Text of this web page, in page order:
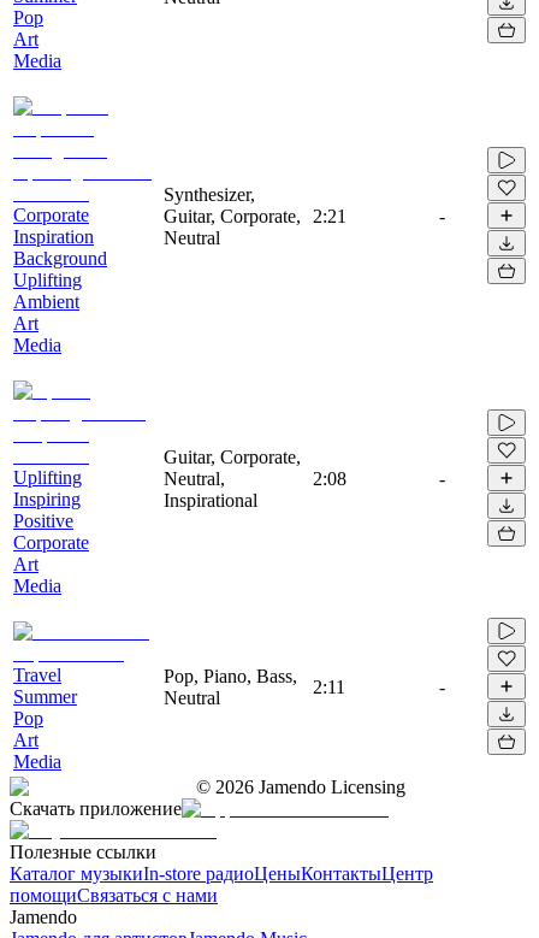
Pop
Art
Media
Corporate
Inspiration
Background
Uplifting
Ambient
Art
Media
Synthesizer,
Guitar, Corporate,
Neutral
2:21 -
Uplifting
Inspiring
Positive
Corporate
Art
Media
Guitar, Corporate,
Neutral,
Inspirational
2:08 -
Travel
Summer
Pop
Art
Media
Pop, Piano, Bass,
Neutral
2:11 -
© 2026 Jamendo Licensing
Скачать приложение
Полезные ссылки
Каталог музыкиIn-store радиоЦеныКонтактыЦентр
помощиСвязаться с нами
Jamendo